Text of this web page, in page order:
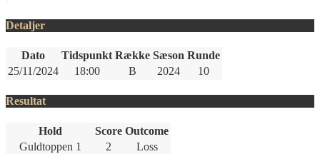
Detaljer
Dato Tidspunkt Række Sæson Runde
25/11/2024
18:00 B 2024 10
Resultat
Hold Score Outcome
Guldtoppen 1
2
Loss